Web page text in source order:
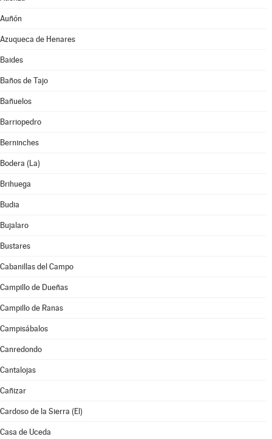
Auñón
Azuqueca de Henares
Baides
Baños de Tajo
Bañuelos
Barriopedro
Berninches
Bodera (La)
Brihuega
Budia
Bujalaro
Bustares
Cabanillas del Campo
Campillo de Dueñas
Campillo de Ranas
Campisábalos
Canredondo
Cantalojas
Cañizar
Cardoso de la Sierra (El)
Casa de Uceda